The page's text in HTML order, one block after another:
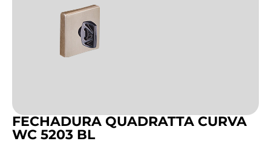
FECHADURA QUADRATTA CURVA
WC 5203 BL